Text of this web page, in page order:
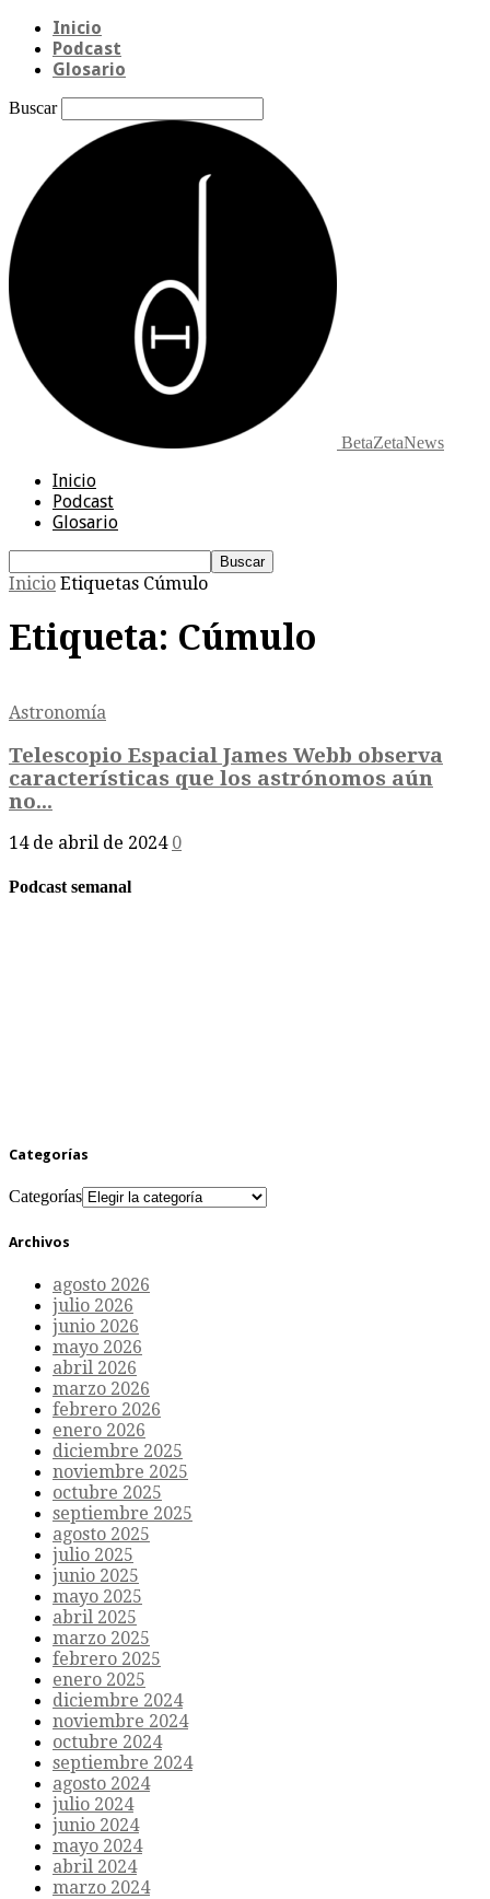
Inicio
Podcast
Glosario
Buscar
BetaZetaNews
Inicio
Podcast
Glosario
Inicio Etiquetas Cúmulo
Etiqueta: Cúmulo
Astronomía
Telescopio Espacial James Webb observa
características que los astrónomos aún
no...
14 de abril de 2024 0
Podcast semanal
Categorías
Categorías
Archivos
agosto 2026
julio 2026
junio 2026
mayo 2026
abril 2026
marzo 2026
febrero 2026
enero 2026
diciembre 2025
noviembre 2025
octubre 2025
septiembre 2025
agosto 2025
julio 2025
junio 2025
mayo 2025
abril 2025
marzo 2025
febrero 2025
enero 2025
diciembre 2024
noviembre 2024
octubre 2024
septiembre 2024
agosto 2024
julio 2024
junio 2024
mayo 2024
abril 2024
marzo 2024